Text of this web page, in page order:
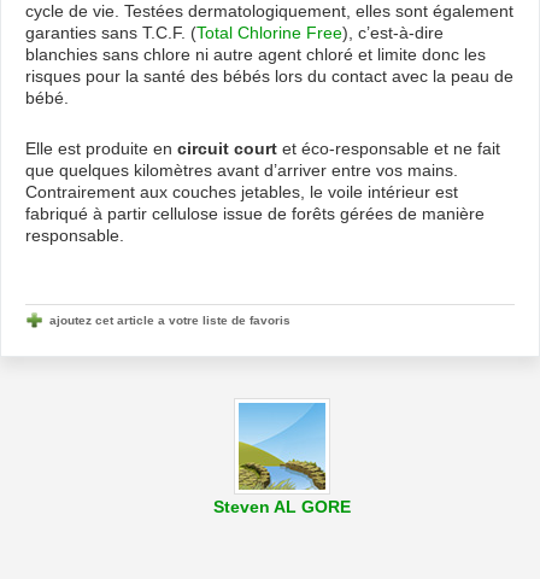
cycle de vie. Testées dermatologiquement, elles sont également
garanties sans T.C.F. (Total Chlorine Free), c’est-à-dire
blanchies sans chlore ni autre agent chloré et limite donc les
risques pour la santé des bébés lors du contact avec la peau de
bébé.
Elle est produite en circuit court et éco-responsable et ne fait
que quelques kilomètres avant d’arriver entre vos mains.
Contrairement aux couches jetables, le voile intérieur est
fabriqué à partir cellulose issue de forêts gérées de manière
responsable.
ajoutez cet article a votre liste de favoris
Steven AL GORE